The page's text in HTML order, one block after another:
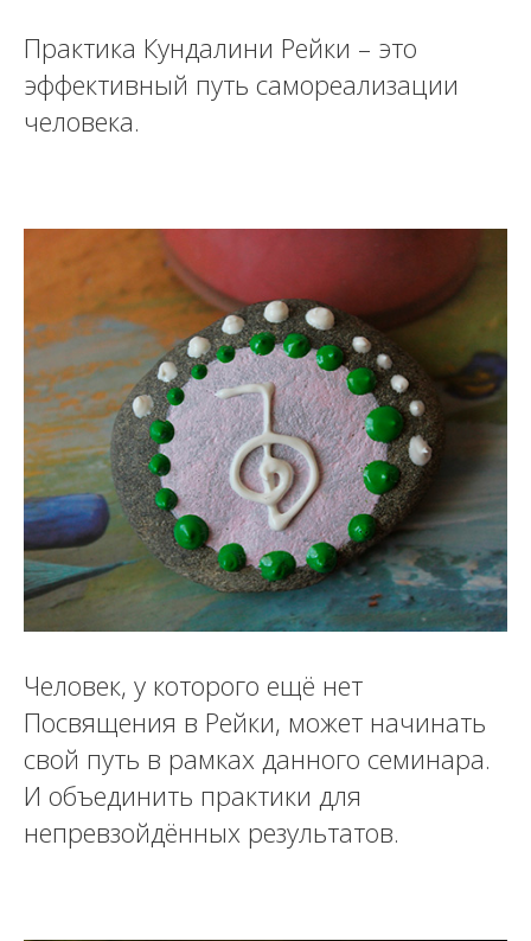
Практика Кундалини Рейки – это
эффективный путь самореализации
человека.
Человек, у которого ещё нет
Посвящения в Рейки, может начинать
свой путь в рамках данного семинара.
И объединить практики для
непревзойдённых результатов.